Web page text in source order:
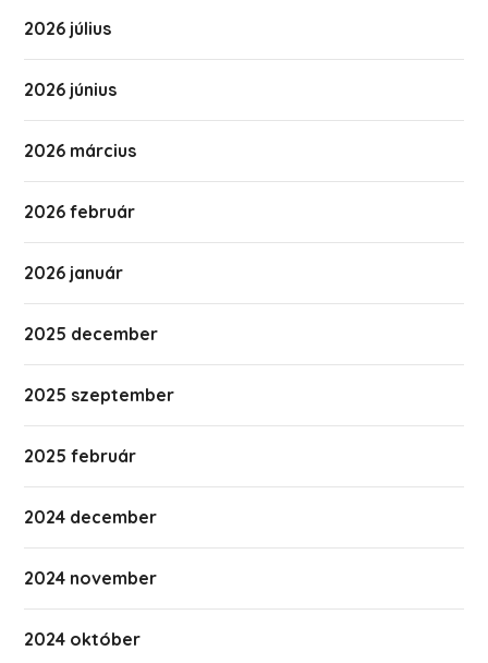
2026 július
2026 június
2026 március
2026 február
2026 január
2025 december
2025 szeptember
2025 február
2024 december
2024 november
2024 október